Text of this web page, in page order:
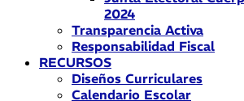
2024
Transparencia Activa
Responsabilidad Fiscal
RECURSOS
Diseños Curriculares
Calendario Escolar